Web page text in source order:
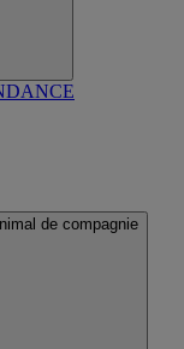
de compagnie